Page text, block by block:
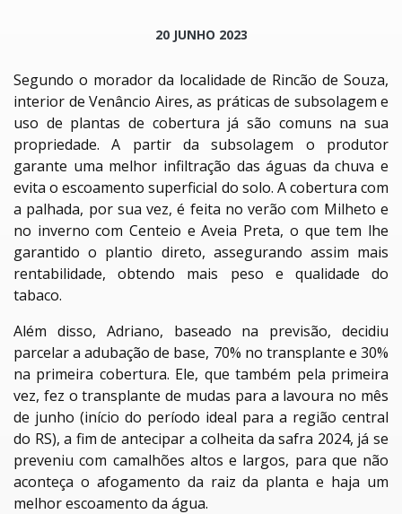
20 JUNHO 2023
Segundo o morador da localidade de Rincão de Souza,
interior de Venâncio Aires, as práticas de subsolagem e
uso de plantas de cobertura já são comuns na sua
propriedade. A partir da subsolagem o produtor
garante uma melhor infiltração das águas da chuva e
evita o escoamento superficial do solo. A cobertura com
a palhada, por sua vez, é feita no verão com Milheto e
no inverno com Centeio e Aveia Preta, o que tem lhe
garantido o plantio direto, assegurando assim mais
rentabilidade, obtendo mais peso e qualidade do
tabaco.
Além disso, Adriano, baseado na previsão, decidiu
parcelar a adubação de base, 70% no transplante e 30%
na primeira cobertura. Ele, que também pela primeira
vez, fez o transplante de mudas para a lavoura no mês
de junho (início do período ideal para a região central
do RS), a fim de antecipar a colheita da safra 2024, já se
preveniu com camalhões altos e largos, para que não
aconteça o afogamento da raiz da planta e haja um
melhor escoamento da água.